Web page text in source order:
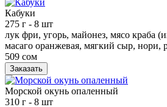
Кабуки
275 г - 8 шт
лук фри, угорь, майонез, мясо краба
масаго оранжевая, мягкий сыр, нори,
509 сом
Заказать
Морской окунь опаленный
310 г - 8 шт